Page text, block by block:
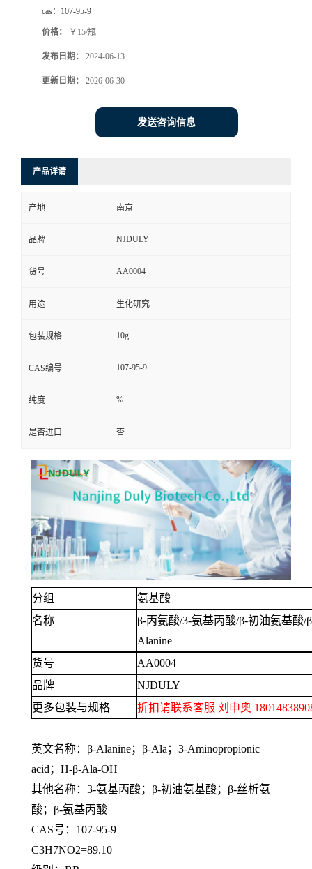
cas： 107-95-9
价格： ￥15/瓶
发布日期： 2024-06-13
更新日期： 2026-06-30
发送咨询信息
产品详请
产地 南京
品牌 NJDULY
货号 AA0004
用途 生化研究
包装规格 10g
CAS编号 107-95-9
纯度 %
是否进口 否
分组
氨基酸
名称
β-丙氨酸/3-氨基丙酸/β-初油氨基酸/
Alanine
货号
AA0004
品牌
NJDULY
更多包装与规格
折扣请联系客服 刘申奥
英文名称： β-Alanine；β-Ala；3-Aminopropionic
acid；H-β-Ala-OH
其他名称： 3-氨基丙酸；β-初油氨基酸；β-丝析氨
酸；β-氨基丙酸
CAS号：107-95-9
C3H7NO2=89.10